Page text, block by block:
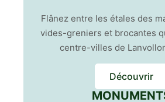
Flânez entre les étales des
vides-greniers et brocantes
centre-villes de
Découvrir